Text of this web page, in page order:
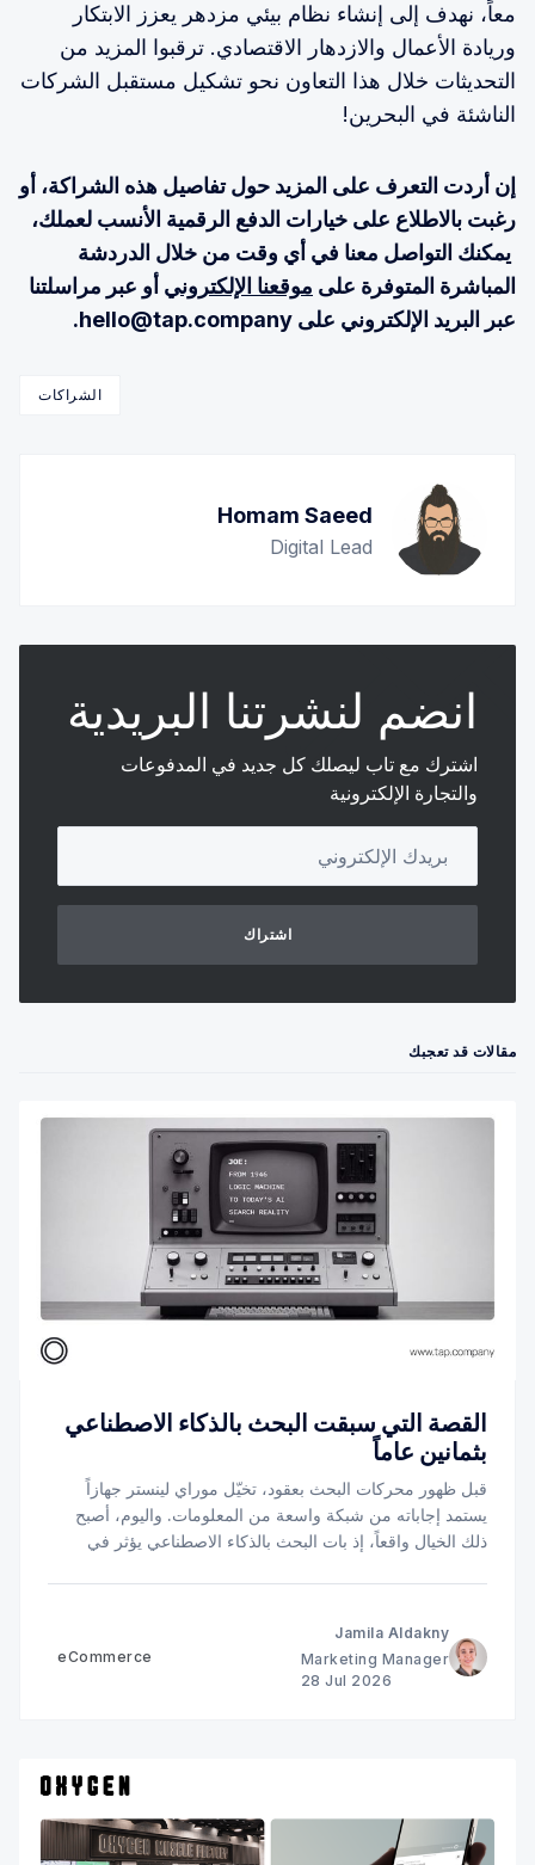
معاً، نهدف إلى إنشاء نظام بيئي مزدهر يعزز الابتكار
وريادة الأعمال والازدهار الاقتصادي. ترقبوا المزيد من
التحديثات خلال هذا التعاون نحو تشكيل مستقبل الشركات
الناشئة في البحرين!
إن أردت التعرف على المزيد حول تفاصيل هذه الشراكة، أو
رغبت بالاطلاع على خيارات الدفع الرقمية الأنسب لعملك،
يمكنك التواصل معنا في أي وقت من خلال الدردشة
المباشرة المتوفرة على موقعنا الإلكتروني أو عبر مراسلتنا
عبر البريد الإلكتروني على hello@tap.company.
الشراكات
Homam Saeed
Digital Lead
انضم لنشرتنا البريدية
اشترك مع تاب ليصلك كل جديد في المدفوعات
والتجارة الإلكترونية
اشتراك
مقالات قد تعجبك
القصة التي سبقت البحث بالذكاء الاصطناعي
بثمانين عاماً
قبل ظهور محركات البحث بعقود، تخيّل موراي لينستر جهازاً
يستمد إجاباته من شبكة واسعة من المعلومات. واليوم، أصبح
ذلك الخيال واقعاً، إذ بات البحث بالذكاء الاصطناعي يؤثر في
Jamila Aldakny
Marketing Manager
28 Jul 2026
eCommerce